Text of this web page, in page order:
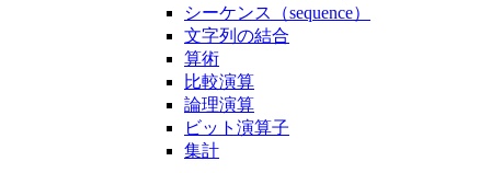
シーケンス（sequence）
文字列の結合
算術
比較演算
論理演算
ビット演算子
集計